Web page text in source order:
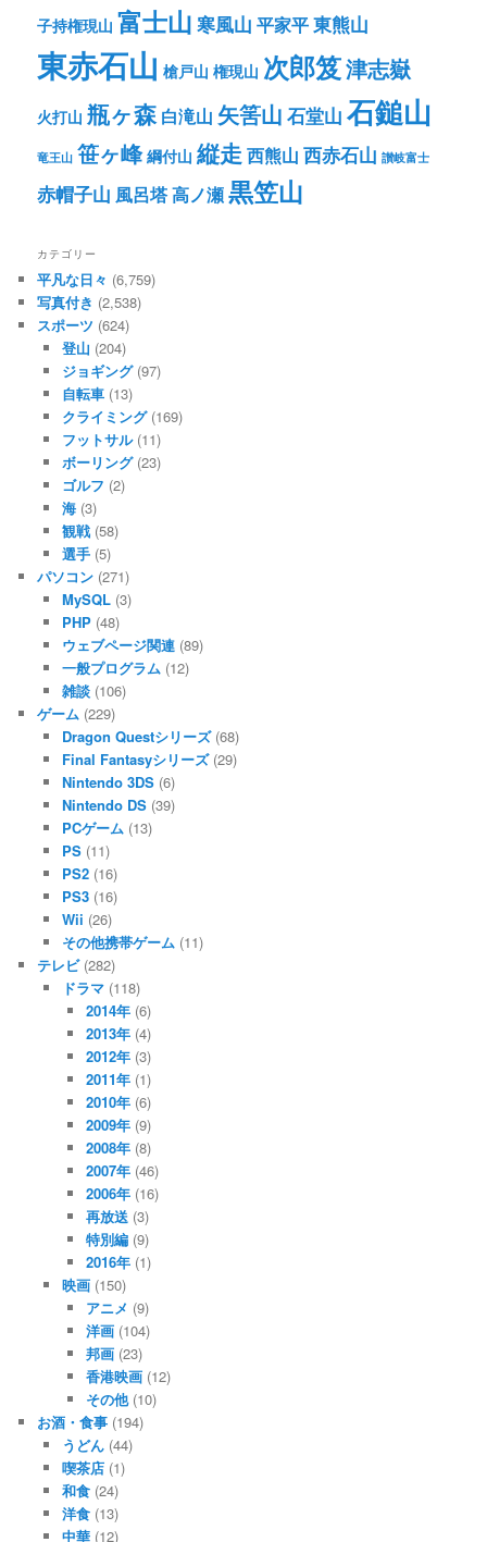
子持権現山 富士山 寒風山 平家平東熊山
東赤石山 槍戸山 権現山 次郎笈津志嶽
火打山 瓶ヶ森 白滝山 矢筈山 石堂山 石鎚山
竜王山 笹ヶ峰 綱付山 縦走 西熊山 西赤石山 讃岐富士
赤帽子山 風呂塔高ノ瀬黒笠山
カテゴリー
平凡な日々 (6,759)
写真付き (2,538)
スポーツ (624)
登山 (204)
ジョギング(97)
自転車(13)
クライミング(169)
フットサル(11)
ボーリング(23)
ゴルフ (2)
海(3)
観戦(58)
選手(5)
パソコン (271)
MySQL(3)
PHP(48)
ウェブページ関連(89)
一般プログラム(12)
雑談(106)
ゲーム (229)
Dragon Questシリーズ(68)
Final Fantasyシリーズ(29)
Nintendo 3DS(6)
Nintendo DS(39)
PCゲーム(13)
PS(11)
PS2(16)
PS3(16)
Wii (26)
その他携帯ゲーム(11)
テレビ(282)
ドラマ(118)
2014年 (6)
2013年 (4)
2012年 (3)
2011年 (1)
2010年 (6)
2009年 (9)
2008年 (8)
2007年 (46)
2006年 (16)
再放送 (3)
特別編 (9)
2016年 (1)
映画(150)
アニメ (9)
洋画 (104)
邦画 (23)
香港映画 (12)
その他(10)
お酒・食事 (194)
うどん(44)
喫茶店(1)
和食(24)
洋食(13)
中華(12)